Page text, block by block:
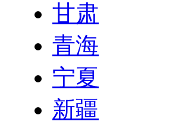
甘肃
青海
宁夏
新疆